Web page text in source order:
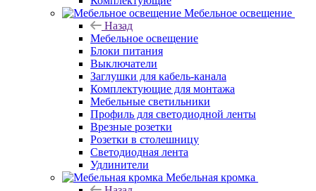
Мебельное освещение
Назад
Мебельное освещение
Блоки питания
Выключатели
Заглушки для кабель-канала
Комплектующие для монтажа
Мебельные светильники
Профиль для светодиодной ленты
Врезные розетки
Розетки в столешницу
Светодиодная лента
Удлинители
Мебельная кромка